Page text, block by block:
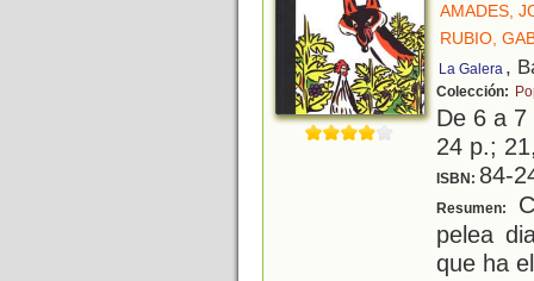
AMADES,
RUBIO,
La Galera ,
Colección:
De 6 a
24 p.;
ISBN: 84-
Resumen:
pelea
que ha